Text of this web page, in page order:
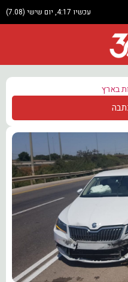
עכשיו 4:17, יום שישי (7.08)
בארץ